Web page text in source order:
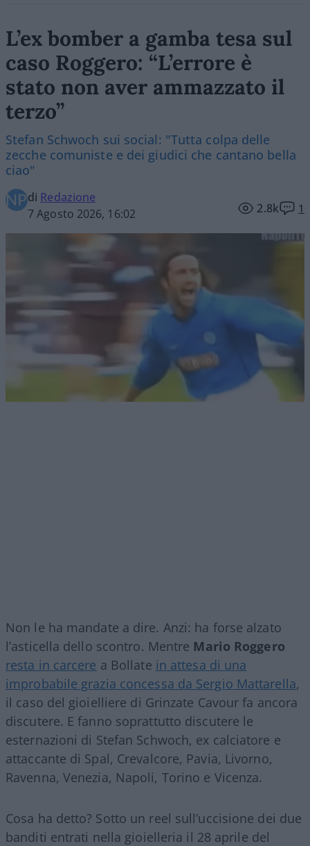
L’ex bomber a gamba tesa sul
caso Roggero: “L’errore è
stato non aver ammazzato il
terzo”
Stefan Schwoch sui social: "Tutta colpa delle
zecche comuniste e dei giudici che cantano bella
ciao"
di Redazione
7 Agosto 2026, 16:02
2.8k 1
Non le ha mandate a dire. Anzi: ha forse alzato
l’asticella dello scontro. Mentre Mario Roggero
resta in carcere a Bollate in attesa di una
improbabile grazia concessa da Sergio Mattarella,
il caso del gioielliere di Grinzate Cavour fa ancora
discutere. E fanno soprattutto discutere le
esternazioni di Stefan Schwoch, ex calciatore e
attaccante di Spal, Crevalcore, Pavia, Livorno,
Ravenna, Venezia, Napoli, Torino e Vicenza.
Cosa ha detto? Sotto un reel sull’uccisione dei due
banditi entrati nella gioielleria il 28 aprile del